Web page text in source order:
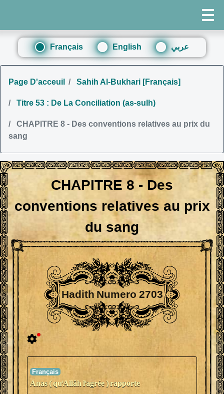
Français English عربي
Page D'acceuil Sahih Al-Bukhari [Français]
Titre 53 : De La Conciliation (as-sulh)
CHAPITRE 8 - Des conventions relatives au prix du
sang
CHAPITRE 8 - Des
conventions relatives au prix
du sang
Hadith Numero 2703
Anas ( qu'Allâh l'agrée ) rapporte